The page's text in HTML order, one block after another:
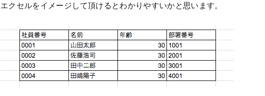
エクセルをイメージして頂けるとわかりやすいかと思います。